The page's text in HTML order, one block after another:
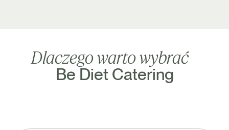
Dlaczego warto wybrać
Be Diet Catering